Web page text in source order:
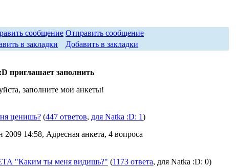
Отправить сообщение
Добавить в закладки
приглашает заполнить
заполните мои анкеты!
ценишь? (447 ответов, для Natka :D: 1)
2009 14:58, Адресная анкета, 4 вопроса
"Каким ты меня видишь?" (1173 ответа, для Natka :D: 0)